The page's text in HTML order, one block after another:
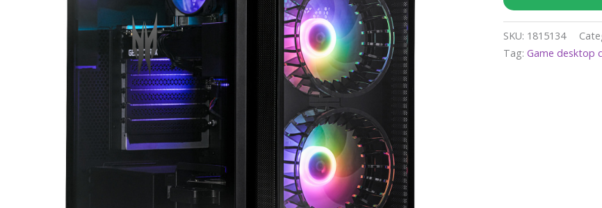
SKU: 1815134
Tag:Game desktop